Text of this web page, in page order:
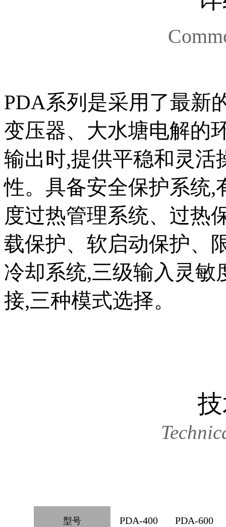
PDA系列是采用了最新
变压器、大水塘电解的
输出时,提供平稳和灵活
性。具备安全保护系统,
度过热管理系统、过热
载保护、软启动保护、
冷却系统,三级输入灵敏
接,三种模式选择。
型号 PDA-400 PDA-600